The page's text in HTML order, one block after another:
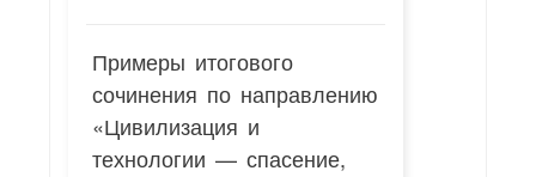
Примеры итогового
сочинения по направлению
«Цивилизация и
технологии — спасение,